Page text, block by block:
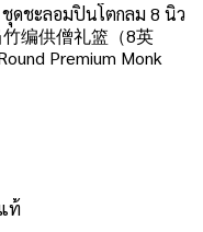
ดชะลอมปิ่นโตกลม 8 นิ้ว
竹编供僧礼篮（8英
Premium Monk
ท้